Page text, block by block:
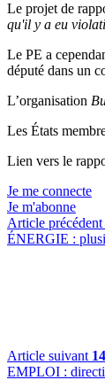
Le projet de
qu'il y a eu
Le PE a
député dans un
L’organisation
Les États
Lien vers le
Je me connecte
Je m'abonne
Article précédent
ÉNERGIE :
Article suivant 14
EMPLOI :